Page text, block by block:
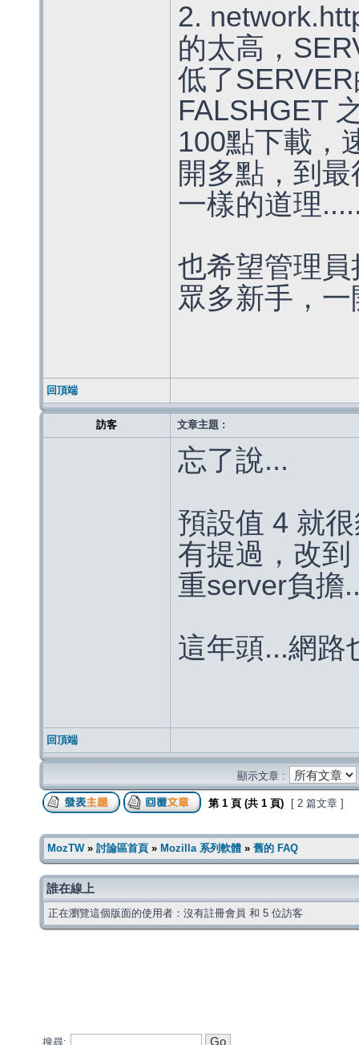
2.
的太高，
低了
FALSHGET
100點下載，
開多點，到
一樣的道理
也希望管理
眾多新手，
回頂端
訪客 文章主題 :
忘了說...
預設值 4 就
有提過，改
重server負擔
這年頭...網路
回頂端
顯示文章 :
第 1 頁 (共 1 頁) [ 2 篇文章 ]
MozTW» 討論區首頁 » Mozilla 系列軟體 » 舊的 FAQ
誰在線上
正在瀏覽這個版面的使用者：沒有註冊會員 和 5 位訪客
搜尋: